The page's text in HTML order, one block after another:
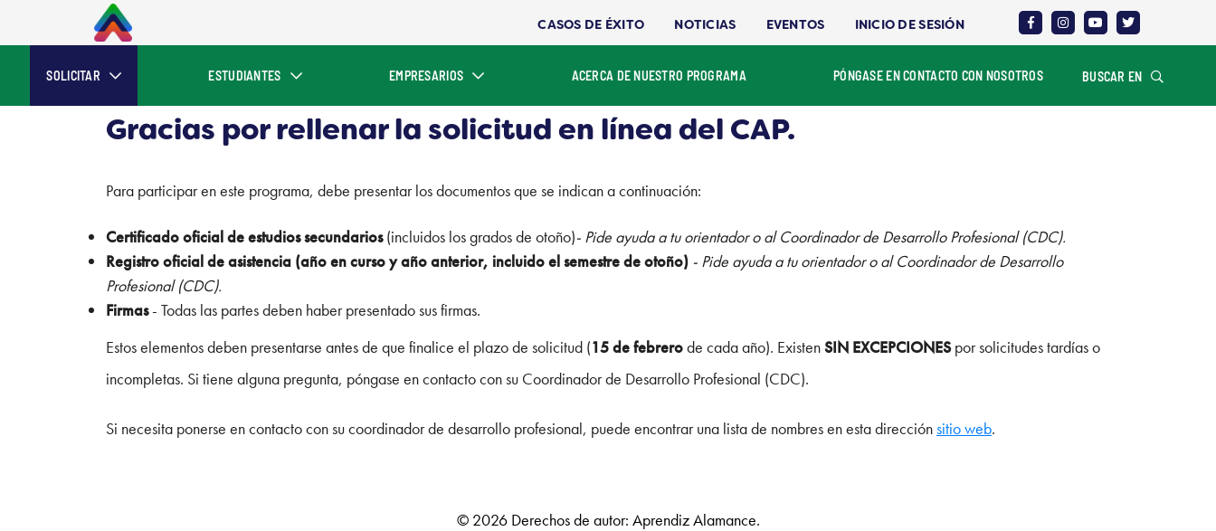
CASOS DE ÉXITO NOTICIAS EVENTOS INICIO DE SESIÓN
SOLICITAR ESTUDIANTES EMPRESARIOS ACERCA DE NUESTRO PROGRAMA PÓNGASE EN CONTACTO CON NOSOTROS BUSCAR EN
Gracias por rellenar la solicitud en línea del CAP.
Para participar en este programa, debe presentar los documentos que se indican a continuación:
Certificado oficial de estudios secundarios(incluidos los grados de otoño)- Pide ayuda a tu orientador o al Coordinador de Desarrollo Profesional (CDC).
Registro oficial de asistencia (año en curso y año anterior, incluido el semestre de otoño) - Pide ayuda a tu orientador o al Coordinador de Desarrollo
Profesional (CDC).
Firmas- Todas las partes deben haber presentado sus firmas.
Estos elementos deben presentarse antes de que finalice el plazo de solicitud (15 de febrerode cada año). ExistenSIN EXCEPCIONESpor solicitudes tardías o
incompletas. Si tiene alguna pregunta, póngase en contacto con su Coordinador de Desarrollo Profesional (CDC).
Si necesita ponerse en contacto con su coordinador de desarrollo profesional, puede encontrar una lista de nombres en esta direcciónsitio web.
© 2026 Derechos de autor: Aprendiz Alamance.